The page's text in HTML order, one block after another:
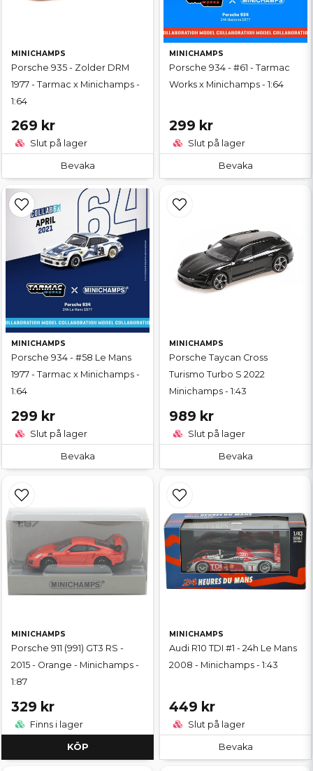
MINICHAMPS
Porsche 935 - Zolder DRM
1977 - Tarmac x Minichamps -
1:64
269 kr
Slut på lager
Bevaka
MINICHAMPS
Porsche 934 - #61 - Tarmac
Works x Minichamps - 1:64
299 kr
Slut på lager
Bevaka
MINICHAMPS
Porsche 934 - #58 Le Mans
1977 - Tarmac x Minichamps -
1:64
299 kr
Slut på lager
Bevaka
MINICHAMPS
Porsche Taycan Cross
Turismo Turbo S 2022
Minichamps - 1:43
989 kr
Slut på lager
Bevaka
MINICHAMPS
Porsche 911 (991) GT3 RS -
2015 - Orange - Minichamps -
1:87
329 kr
Finns i lager
KÖP
MINICHAMPS
Audi R10 TDI #1 - 24h Le Mans
2008 - Minichamps - 1:43
449 kr
Slut på lager
Bevaka